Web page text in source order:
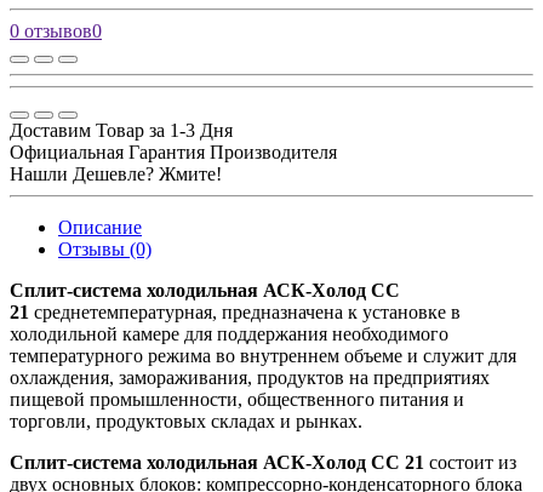
0 отзывов0
Доставим Товар за 1-3 Дня
Официальная Гарантия Производителя
Нашли Дешевле? Жмите!
Описание
Отзывы (0)
Сплит-система холодильная АСК-Холод CC
21 среднетемпературная, предназначена к установке в
холодильной камере для поддержания необходимого
температурного режима во внутреннем объеме и служит для
охлаждения, замораживания, продуктов на предприятиях
пищевой промышленности, общественного питания и
торговли, продуктовых складах и рынках.
Сплит-система холодильная АСК-Холод CC 21 состоит из
двух основных блоков: компрессорно-конденсаторного блока